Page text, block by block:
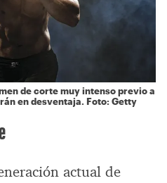
de corte muy intenso previo a
en desventaja. Foto: Getty
actual de